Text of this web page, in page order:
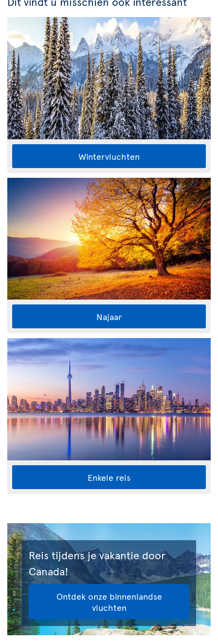
Wintervluchten
Najaar
Enkele reis
Reis tijdens je vakantie door
Canada!
Ontdek onze binnenlandse
vluchten